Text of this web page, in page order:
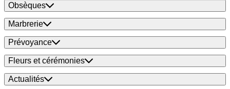
Obsèques
Marbrerie
Prévoyance
Fleurs et cérémonies
Actualités